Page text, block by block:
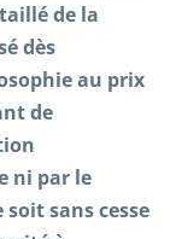
de la
dès
au prix
de
ni par le
sans cesse